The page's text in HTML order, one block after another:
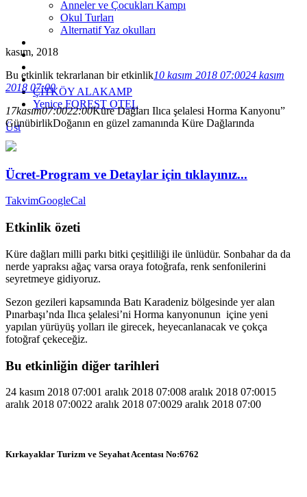
Anneler ve Çocukları Kampı
Okul Turları
Alternatif Yaz okulları
ÇİTKÖY ALAKAMP
Yenice FOREST OTEL
Üst
kasım, 2018
Bu etkinlik tekrarlanan bir etkinlik10 kasım 2018 07:0024 kasım
2018 07:00
17kasım07:0022:00Küre Dağları Ilıca şelalesi Horma Kanyonu”
GünübirlikDoğanın en güzel zamanında Küre Dağlarında
Ücret-Program ve Detaylar için tıklayınız...
TakvimGoogleCal
Etkinlik özeti
Küre dağları milli parkı bitki çeşitliliği ile ünlüdür. Sonbahar da da
nerde yapraksı ağaç varsa oraya fotoğrafa, renk senfonilerini
seyretmeye gidiyoruz.
Sezon gezileri kapsamında Batı Karadeniz bölgesinde yer alan
Pınarbaşı’nda Ilıca şelalesi’ni Horma kanyonunun içine yeni
yapılan yürüyüş yolları ile girecek, heyecanlanacak ve çokça
fotoğraf çekeceğiz.
Bu etkinliğin diğer tarihleri
24 kasım 2018 07:001 aralık 2018 07:008 aralık 2018 07:0015
aralık 2018 07:0022 aralık 2018 07:0029 aralık 2018 07:00
Kırkayaklar Turizm ve Seyahat Acentası No:6762